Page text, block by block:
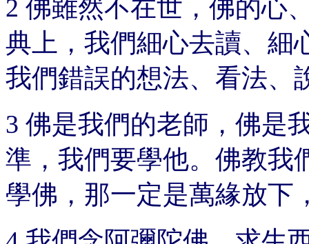
2 佛雖然不在世，佛的心
典上，我們細心去讀、細
我們錯誤的想法、看法、
3 佛是我們的老師，佛是
準，我們要學他。佛教我
學佛，那一定是萬緣放下